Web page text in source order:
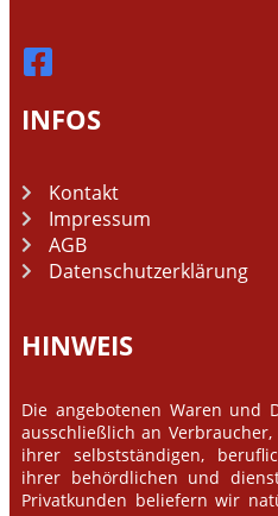
INFOS
Kontakt
Impressum
AGB
Datenschutzerklärung
HINWEIS
Die angebotenen Waren und
ausschließlich an
ihrer selbstständigen,
ihrer behördlichen und
Privatkunden beliefern wir